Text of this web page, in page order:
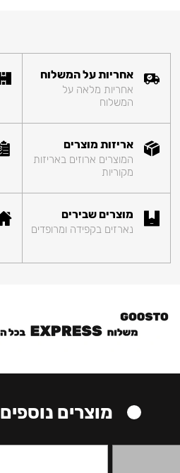
אחריות על המשלוח
אחריות מלאה על
המשלוח
אריזות מוצרים
המוצרים ארוזים באריזות
מקוריות
מוצרים שבירים
נארזים בקפידה ומרופדים
מוצרים נוספים